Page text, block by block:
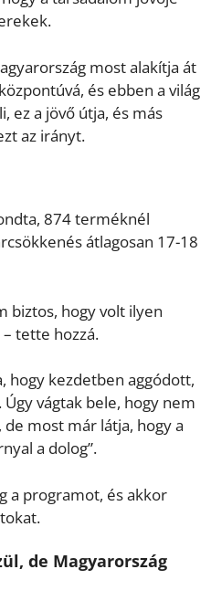
most alakítja át
és ebben a világ
ez a jövő útja, és más
az irányt.
874 terméknél
átlagosan 17-18
biztos, hogy volt ilyen
tette hozzá.
hogy kezdetben aggódott,
vágtak bele, hogy nem
most már látja, hogy a
a dolog”.
a programot, és akkor
de Magyarország